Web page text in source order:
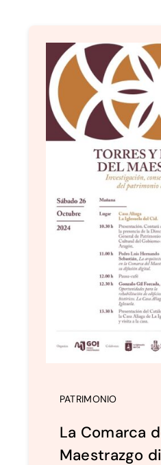
PATRIMONIO
La Comarca
Maestrazgo